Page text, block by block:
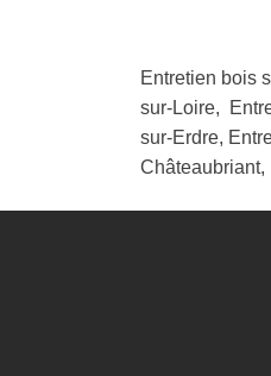
Entretien bois
sur-Loire,
sur-Erdre,
Châteaubriant,